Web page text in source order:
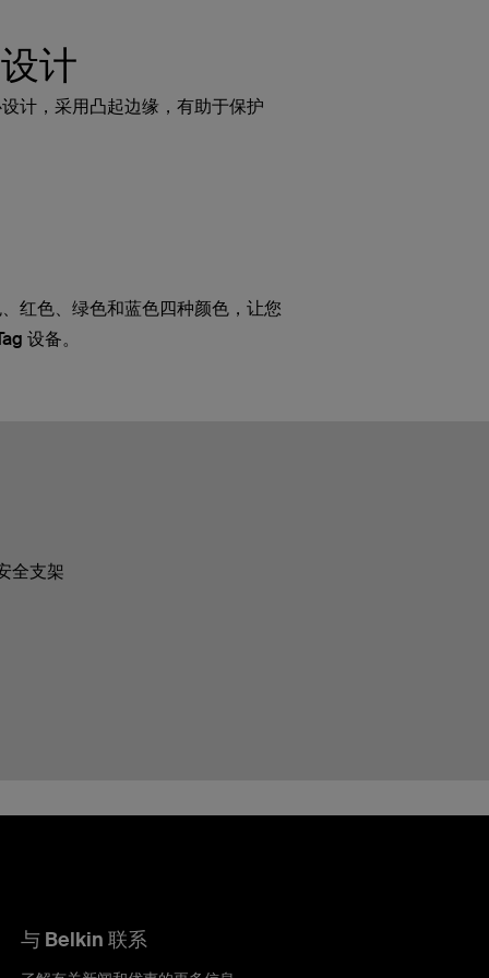
计
计，采用凸起边缘，有助于保护
红色、绿色和蓝色四种颜色，让您
设备。
全支架
与 Belkin 联系